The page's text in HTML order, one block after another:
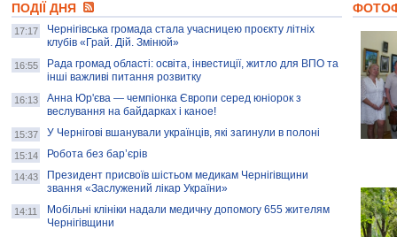
колекцію про війну, емоції та тварин
AB InBev Efes Україна підтримала
навчальний проєкт "Молодіжна бізнес-
школа", спрямований на розвиток
підприємництва у Чернігівській області
Золота тварина: видання Forbes
написало про чернігівця Патрона: хто і
скільки на ньому заробляє? І куди
витрачають?
ПОДІЇ ДНЯ
17:17
Чернігівська громада стала учасницею проєкту літніх
клубів «Грай. Дій. Змінюй»
16:55
Рада громад області: освіта, інвестиції, житло для ВПО та
інші важливі питання розвитку
16:13
Анна Юр'єва — чемпіонка Європи серед юніорок з
веслування на байдарках і каное!
15:37 У Чернігові вшанували українців, які загинули в полоні
15:14 Робота без бар’єрів
14:43
Президент присвоїв шістьом медикам Чернігівщини
звання «Заслужений лікар України»
14:11
Мобільні клініки надали медичну допомогу 655 жителям
Чернігівщини